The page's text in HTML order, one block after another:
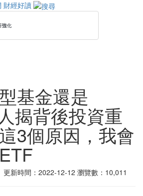
財經好讀
基金還是
揭背後投資重
3個原因，我會
新時間：2022-12-12 瀏覽數：10,011